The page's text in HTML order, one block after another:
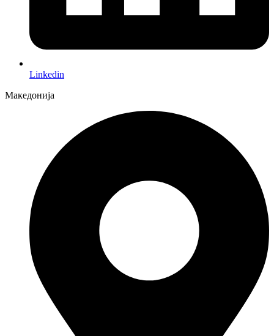
Linkedin
Македонија